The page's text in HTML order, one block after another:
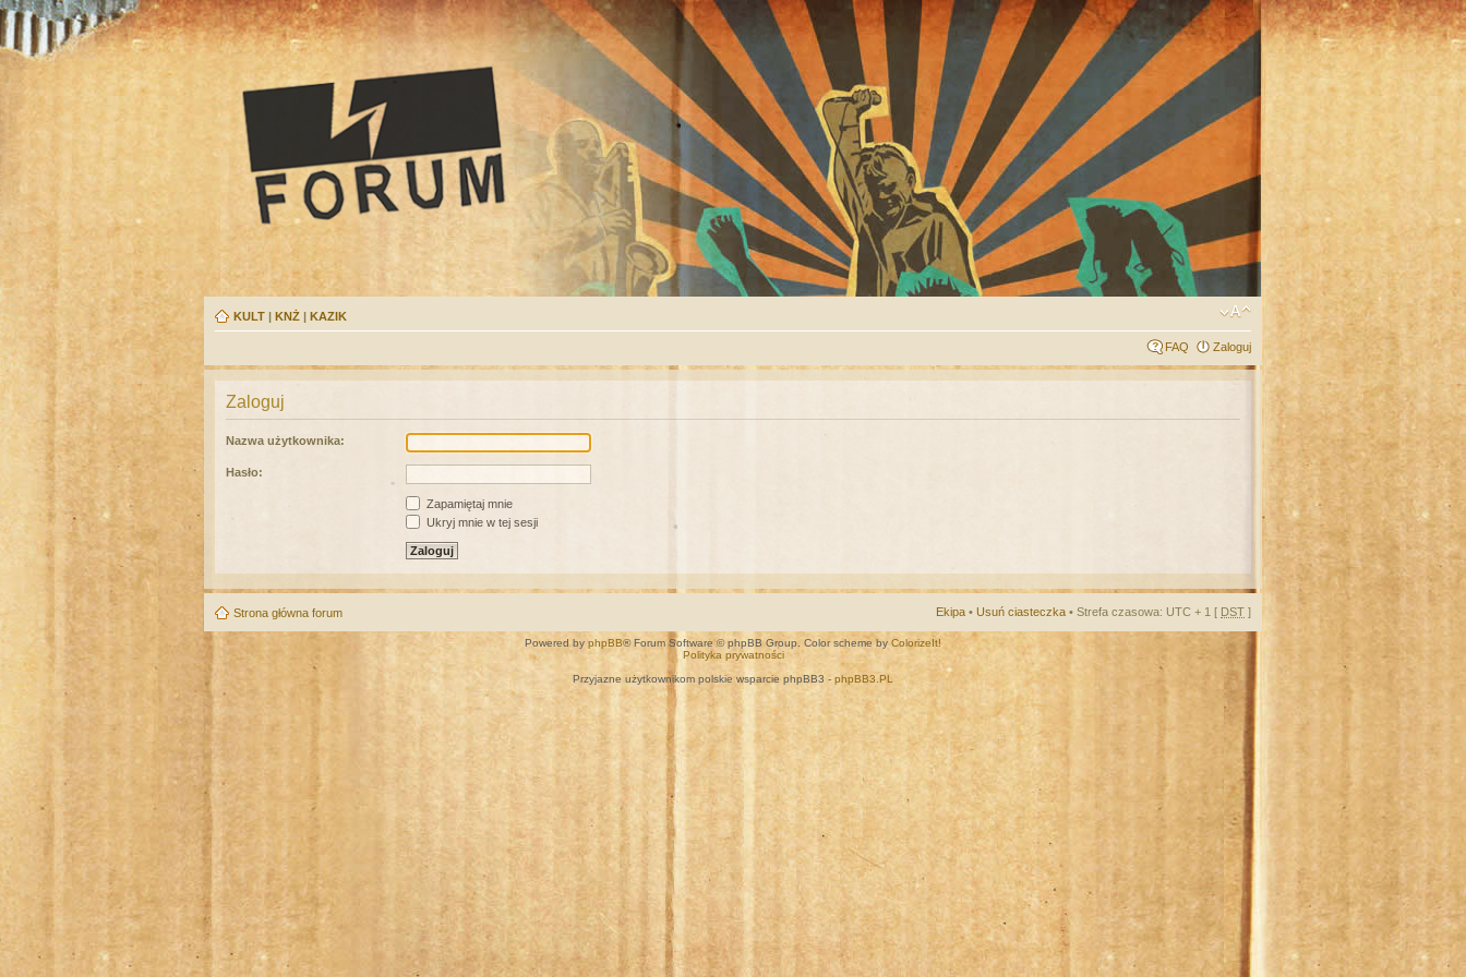
KULT | KNŻ | KAZIK
FAQ Zaloguj
Zaloguj
Nazwa użytkownika:
Hasło:
Zapamiętaj mnie
Ukryj mnie w tej sesji
Strona główna forum Ekipa • Usuń ciasteczka • Strefa czasowa: UTC + 1 [ DST ]
Powered by phpBB® Forum Software © phpBB Group. Color scheme by ColorizeIt!
Polityka prywatności
Przyjazne użytkownikom polskie wsparcie phpBB3 - phpBB3.PL